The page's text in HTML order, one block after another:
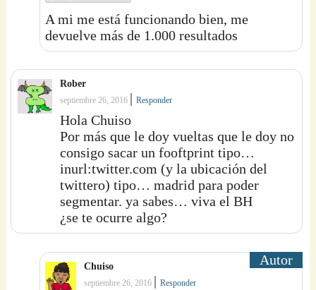
A mi me está funcionando bien, me
devuelve más de 1.000 resultados
Rober
septiembre 26, 2016 |Responder
Hola Chuiso
Por más que le doy vueltas que le doy no
consigo sacar un fooftprint tipo…
inurl:twitter.com (y la ubicación del
twittero) tipo… madrid para poder
segmentar. ya sabes… viva el BH
¿se te ocurre algo?
Chuiso
septiembre 26, 2016 |Responder